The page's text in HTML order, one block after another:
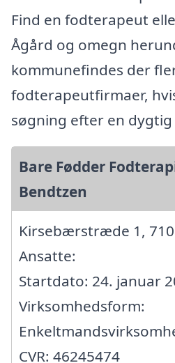
Find en fodterapeut
Ågård og omegn
kommunefindes der
fodterapeutfirmaer,
søgning efter en
Bare Fødder
Bendtzen
Kirsebærstræde 1,
Ansatte:
Startdato: 24. januar
Virksomhedsform:
CVR: 46245474